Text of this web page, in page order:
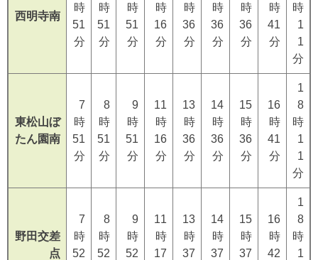
西明寺南
時
51
分
時
51
分
時
51
分
時
16
分
時
36
分
時
36
分
時
36
分
時
41
分
時
1
1
分
東松山ぼ
たん園南
7
時
51
分
8
時
51
分
9
時
51
分
11
時
16
分
13
時
36
分
14
時
36
分
15
時
36
分
16
時
41
分
1
8
時
1
1
分
野田交差
点
7
時
52
8
時
52
9
時
52
11
時
17
13
時
37
14
時
37
15
時
37
16
時
42
1
8
時
1